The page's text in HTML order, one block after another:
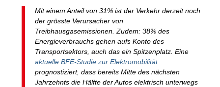
Mit einem Anteil von 31% ist der Verkehr derzeit noch
der grösste Verursacher von
Treibhausgasemissionen. Zudem: 38% des
Energieverbrauchs gehen aufs Konto des
Transportsektors, auch das ein Spitzenplatz. Eine
aktuelle BFE-Studie zur Elektromobilität
prognostiziert, dass bereits Mitte des nächsten
Jahrzehnts die Hälfte der Autos elektrisch unterwegs